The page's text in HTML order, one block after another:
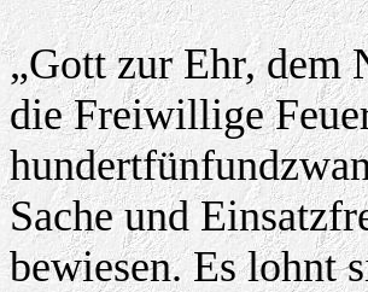
„Gott zur Ehr, dem
die Freiwillige
Sache und
bewiesen. Es lohnt